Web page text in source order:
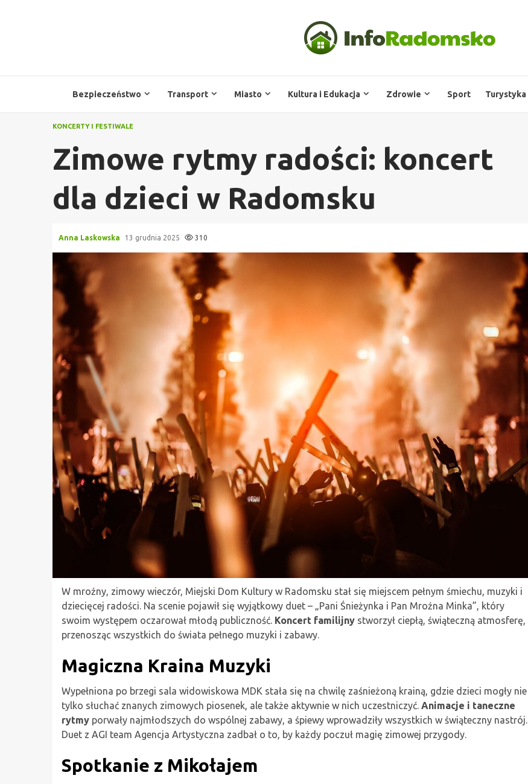
Bezpieczeństwo Transport Miasto Kultura i Edukacja Zdrowie Sport Turystyka
KONCERTY I FESTIWALE
Zimowe rytmy radości: koncert
dla dzieci w Radomsku
Anna Laskowska 13 grudnia 2025 310
W mroźny, zimowy wieczór, Miejski Dom Kultury w Radomsku stał się miejscem pełnym śmiechu, muzyki i
dziecięcej radości. Na scenie pojawił się wyjątkowy duet – „Pani Śnieżynka i Pan Mroźna Minka”, który
swoim występem oczarował młodą publiczność. Koncert familijny stworzył ciepłą, świąteczną atmosferę,
przenosząc wszystkich do świata pełnego muzyki i zabawy.
Magiczna Kraina Muzyki
Wypełniona po brzegi sala widowiskowa MDK stała się na chwilę zaśnieżoną krainą, gdzie dzieci mogły nie
tylko słuchać znanych zimowych piosenek, ale także aktywnie w nich uczestniczyć. Animacje i taneczne
rytmy porwały najmłodszych do wspólnej zabawy, a śpiewy wprowadziły wszystkich w świąteczny nastrój.
Duet z AGI team Agencja Artystyczna zadbał o to, by każdy poczuł magię zimowej przygody.
Spotkanie z Mikołajem